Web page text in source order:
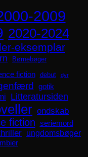
2009
2020-2024
eksemplar
Børnebøger
fiction debut dyr
gotik
Litteratursiden
ondskab
fiction seriemord
ungdomsbøger